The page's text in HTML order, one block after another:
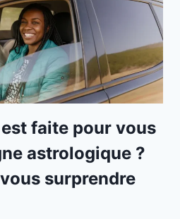
faite pour vous
astrologique ?
surprendre